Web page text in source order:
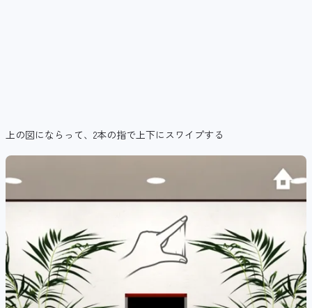
上の図にならって、2本の指で上下にスワイプする